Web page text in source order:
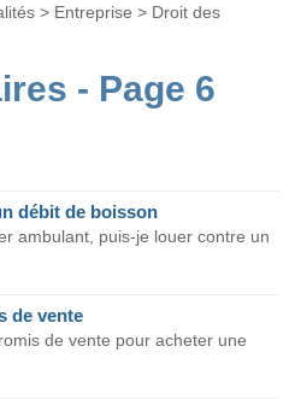
> Entreprise > Droit des
- Page 6
débit de boisson
ambulant, puis-je louer contre un
de vente
de vente pour acheter une